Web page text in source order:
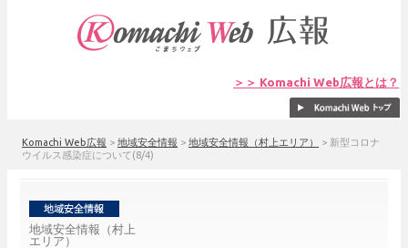
＞＞ Komachi Web広報とは？
Komachi Web広報 > 地域安全情報 > 地域安全情報（村上エリア） > 新型コロナ
ウイルス感染症について(8/4)
地域安全情報（村上
エリア）